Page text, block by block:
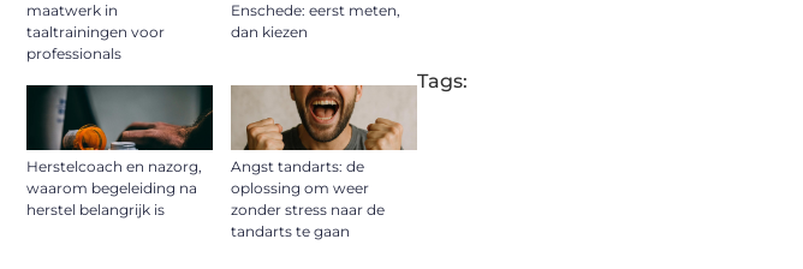
maatwerk in
taaltrainingen voor
professionals
Enschede: eerst meten,
dan kiezen
Herstelcoach en nazorg,
waarom begeleiding na
herstel belangrijk is
Angst tandarts: de
oplossing om weer
zonder stress naar de
tandarts te gaan
Tags: